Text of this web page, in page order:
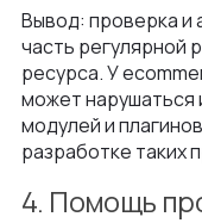
Вывод: проверка и
часть регулярной
ресурса. У
может нарушаться
модулей и
разработке таких
4. Помощь